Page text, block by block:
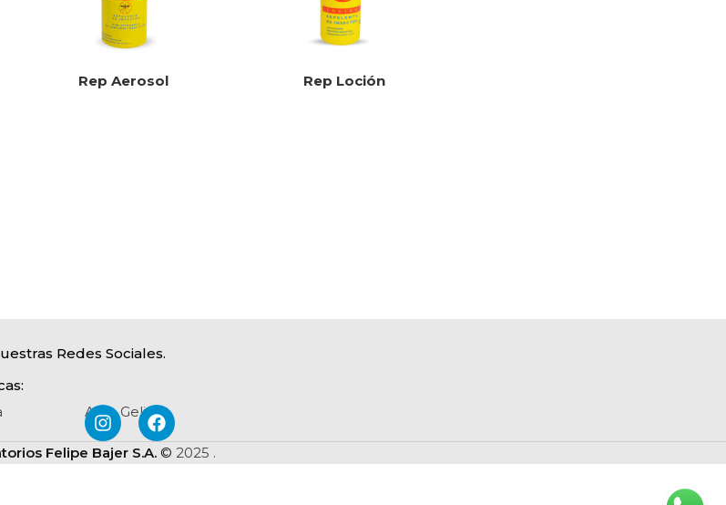
Rep Aerosol Rep Loción
Redes Sociales.
Aulo Gelio
Felipe Bajer S.A.© 2025 .